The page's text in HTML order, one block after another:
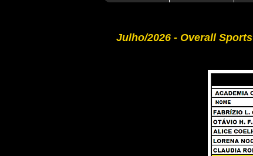
Julho/2026 - Overall Sports